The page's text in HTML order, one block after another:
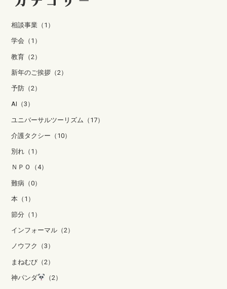
相談事業（1）
学会（1）
教育（2）
新年のご挨拶（2）
予防（2）
AI（3）
ユニバーサルツーリズム（17）
介護タクシー（10）
別れ（1）
ＮＰＯ（4）
難病（0）
本（1）
節分（1）
インフォーマル（2）
ノウフク（3）
まねむび（2）
神パンダ （2）